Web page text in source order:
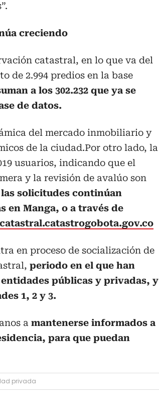
creciendo
catastral, en lo que va del
de 2.994 predios en la base
a los 302.232 que ya se
de datos.
del mercado inmobiliario y
de la ciudad.Por otro lado, la
usuarios, indicando que el
y la revisión de avalúo son
las solicitudes continúan
en Manga, o a través de
en proceso de socialización de
periodo en el que han
públicas y privadas, y
1, 2 y 3.
a mantenerse informados a
para que puedan
privada